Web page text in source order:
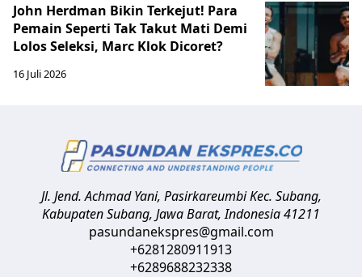
John Herdman Bikin Terkejut! Para
Pemain Seperti Tak Takut Mati Demi
Lolos Seleksi, Marc Klok Dicoret?
16 Juli 2026
Jl. Jend. Achmad Yani, Pasirkareumbi Kec. Subang,
Kabupaten Subang, Jawa Barat,Indonesia41211
pasundanekspres@gmail.com
+6281280911913
+6289688232338